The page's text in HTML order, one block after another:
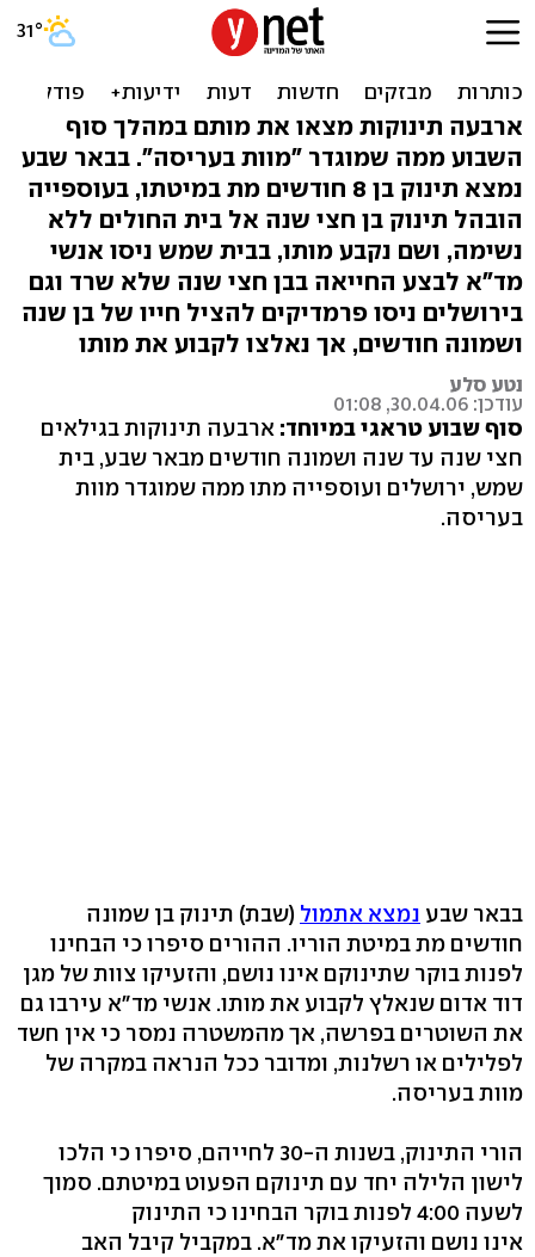
מוות בעריסה: ארבעה מקרים
בסוף שבוע אחד
ארבעה תינוקות מצאו את מותם במהלך סוף
השבוע ממה שמוגדר "מוות בעריסה". בבאר שבע
נמצא תינוק בן 8 חודשים מת במיטתו, בעוספייה
הובהל תינוק בן חצי שנה אל בית החולים ללא
נשימה, ושם נקבע מותו, בבית שמש ניסו אנשי
מד"א לבצע החייאה בבן חצי שנה שלא שרד וגם
בירושלים ניסו פרמדיקים להציל חייו של בן שנה
ושמונה חודשים, אך נאלצו לקבוע את מותו
נטע סלע
עודכן: 30.04.06, 01:08
סוף שבוע טראגי במיוחד: ארבעה תינוקות בגילאים
חצי שנה עד שנה ושמונה חודשים מבאר שבע, בית
שמש, ירושלים ועוספייה מתו ממה שמוגדר מוות
בעריסה.
בבאר שבע נמצא אתמול (שבת) תינוק בן שמונה
חודשים מת במיטת הוריו. ההורים סיפרו כי הבחינו
לפנות בוקר שתינוקם אינו נושם, והזעיקו צוות של מגן
דוד אדום שנאלץ לקבוע את מותו. אנשי מד"א עירבו גם
את השוטרים בפרשה, אך מהמשטרה נמסר כי אין חשד
לפלילים או רשלנות, ומדובר ככל הנראה במקרה של
מוות בעריסה.
הורי התינוק, בשנות ה-30 לחייהם, סיפרו כי הלכו
לישון הלילה יחד עם תינוקם הפעוט במיטתם. סמוך
לשעה 4:00 לפנות בוקר הבחינו כי התינוק
אינו נושם והזעיקו את מד"א. במקביל קיבל האב